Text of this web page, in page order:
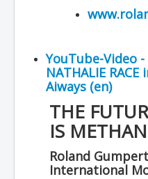
YouTube-Video -
NATHALIE
Aiways (en)
THE
IS
Roland
International